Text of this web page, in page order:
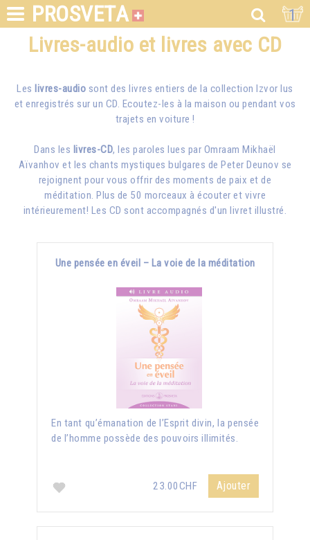
PROSVETA 1
Livres-audio et livres avec CD
Les livres-audio sont des livres entiers de la collection Izvor lus
et enregistrés sur un CD. Ecoutez-les à la maison ou pendant vos
trajets en voiture !
Dans les livres-CD, les paroles lues par Omraam Mikhaël
Aïvanhov et les chants mystiques bulgares de Peter Deunov se
rejoignent pour vous offrir des moments de paix et de
méditation. Plus de 50 morceaux à écouter et vivre
intérieurement! Les CD sont accompagnés d'un livret illustré.
Une pensée en éveil – La voie de la méditation
En tant qu’émanation de l’Esprit divin, la pensée
de l’homme possède des pouvoirs illimités.
23.00CHF Ajouter